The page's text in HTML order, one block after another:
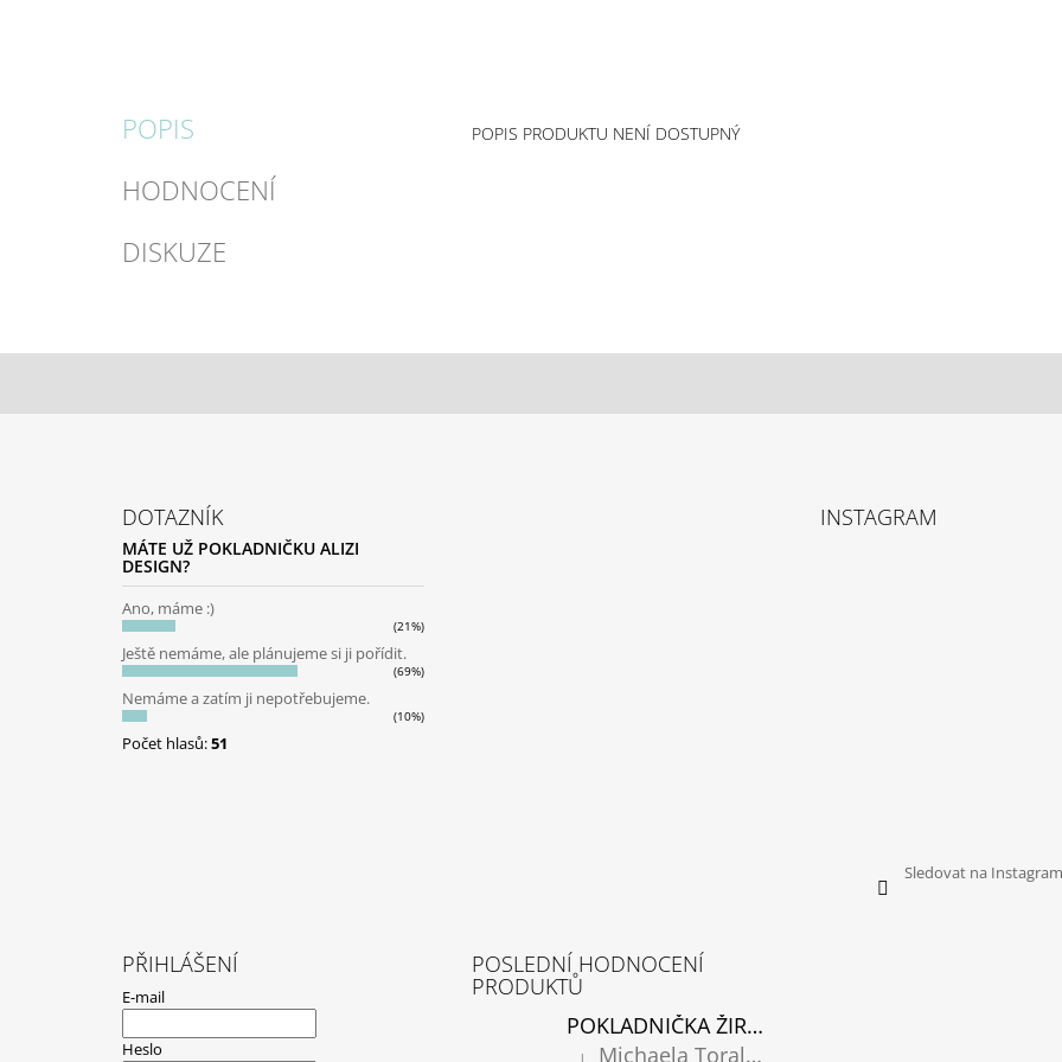
POPIS
HODNOCENÍ
DISKUZE
POPIS PRODUKTU NENÍ DOSTUPNÝ
DOTAZNÍK
MÁTE UŽ POKLADNIČKU ALIZI
DESIGN?
Ano, máme :)
(21%)
Ještě nemáme, ale plánujeme si ji pořídit.
(69%)
Nemáme a zatím ji nepotřebujeme.
(10%)
Počet hlasů:51
INSTAGRAM
Sledovat na
PŘIHLÁŠENÍ
E-mail
Heslo
POSLEDNÍ HODNOCENÍ
PRODUKTŮ
POKLADNIČKA ŽIRAFA
Michaela Toralová